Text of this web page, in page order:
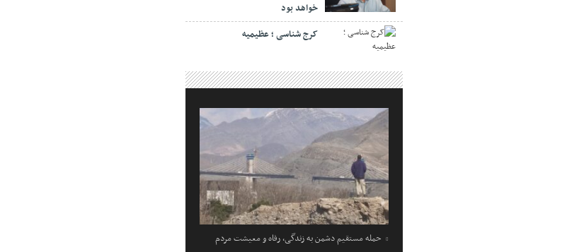
خواهد بود
کرج شناسی ؛ عظیمیه
حمله مستقیم دشمن به زندگی، رفاه و معیشت مردم